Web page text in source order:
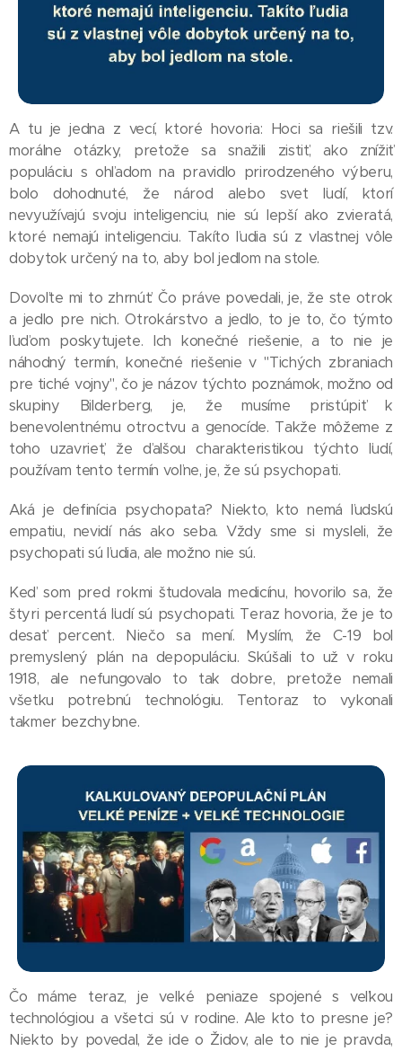
A tu je jedna z vecí, ktoré hovoria: Hoci sa riešili tzv.
morálne otázky, pretože sa snažili zistiť, ako znížiť
populáciu s ohľadom na pravidlo prirodzeného výberu,
bolo dohodnuté, že národ alebo svet ľudí, ktorí
nevyužívajú svoju inteligenciu, nie sú lepší ako zvieratá,
ktoré nemajú inteligenciu. Takíto ľudia sú z vlastnej vôle
dobytok určený na to, aby bol jedlom na stole.
Dovoľte mi to zhrnúť: Čo práve povedali, je, že ste otrok
a jedlo pre nich. Otrokárstvo a jedlo, to je to, čo týmto
ľuďom poskytujete. Ich konečné riešenie, a to nie je
náhodný termín, konečné riešenie v "Tichých zbraniach
pre tiché vojny", čo je názov týchto poznámok, možno od
skupiny Bilderberg, je, že musíme pristúpiť k
benevolentnému otroctvu a genocíde. Takže môžeme z
toho uzavrieť, že ďalšou charakteristikou týchto ľudí,
používam tento termín voľne, je, že sú psychopati.
Aká je definícia psychopata? Niekto, kto nemá ľudskú
empatiu, nevidí nás ako seba. Vždy sme si mysleli, že
psychopati sú ľudia, ale možno nie sú.
Keď som pred rokmi študovala medicínu, hovorilo sa, že
štyri percentá ľudí sú psychopati. Teraz hovoria, že je to
desať percent. Niečo sa mení. Myslím, že C-19 bol
premyslený plán na depopuláciu. Skúšali to už v roku
1918, ale nefungovalo to tak dobre, pretože nemali
všetku potrebnú technológiu. Tentoraz to vykonali
takmer bezchybne.
Čo máme teraz, je veľké peniaze spojené s veľkou
technológiou a všetci sú v rodine. Ale kto to presne je?
Niekto by povedal, že ide o Židov, ale to nie je pravda,